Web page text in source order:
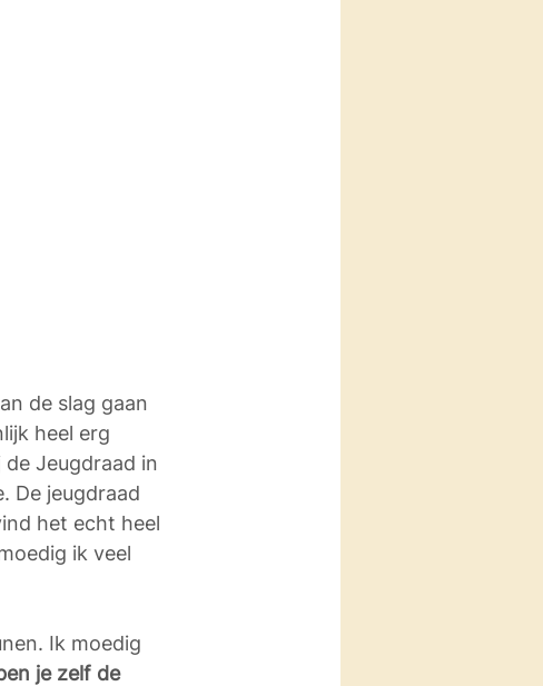
de slag gaan
heel erg
Jeugdraad in
De jeugdraad
het echt heel
ik veel
Ik moedig
je zelf de